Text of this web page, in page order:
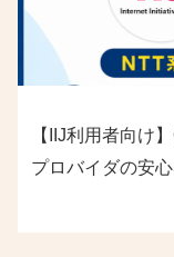
【IIJ利用者向け
プロバイダの安